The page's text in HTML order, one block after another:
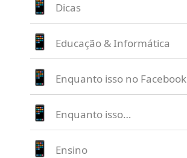
Dicas
Educação & Informática
Enquanto isso no Facebook
Enquanto isso…
Ensino